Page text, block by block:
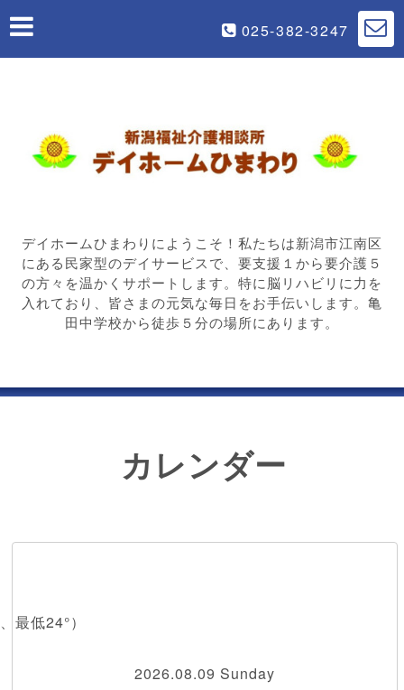
025-382-3247
デイホームひまわりにようこそ！私たちは新潟市江南区
にある民家型のデイサービスで、要支援１から要介護５
の方々を温かくサポートします。特に脳リハビリに力を
入れており、皆さまの元気な毎日をお手伝いします。亀
田中学校から徒歩５分の場所にあります。
カレンダー
低24°）
2026.08.09 Sunday